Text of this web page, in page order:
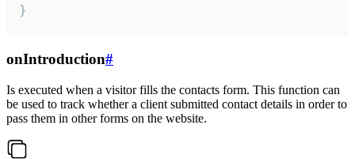
}
onIntroduction#
Is executed when a visitor fills the contacts form. This function can
be used to track whether a client submitted contact details in order to
pass them in other forms on the website.